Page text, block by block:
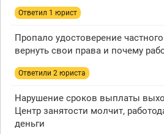
Ответил 1 юрист
Пропало удостоверение
вернуть свои права и почему
Ответили 2 юристa
Нарушение сроков выплаты
Центр занятости молчит,
деньги